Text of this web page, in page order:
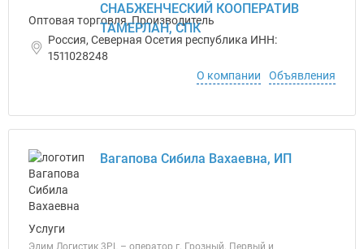
СНАБЖЕНЧЕСКИЙ КООПЕРАТИВ
ТАМЕРЛАН, СПК
Оптовая торговля, Производитель
Россия, Северная Осетия республика ИНН:
1511028248
О компании
Объявления
Вагапова Сибила Вахаевна, ИП
Услуги
Эдим Логистик 3PL – оператор г. Грозный. Первый и